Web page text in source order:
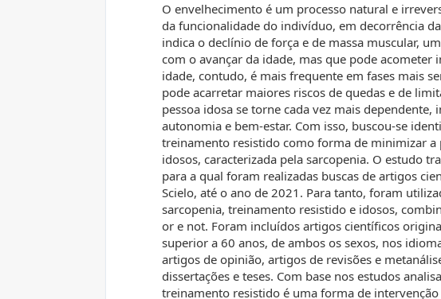
O envelhecimento é um processo natural e
da funcionalidade do indivíduo, em decorrência
indica o declínio de força e de massa muscular,
com o avançar da idade, mas que pode
idade, contudo, é mais frequente em fases mais
pode acarretar maiores riscos de quedas e de
pessoa idosa se torne cada vez mais
autonomia e bem-estar. Com isso, buscou-se
treinamento resistido como forma de minimizar a
idosos, caracterizada pela sarcopenia. O estudo
para a qual foram realizadas buscas de artigos
Scielo, até o ano de 2021. Para tanto, foram
sarcopenia, treinamento resistido e idosos,
or e not. Foram incluídos artigos científicos
superior a 60 anos, de ambos os sexos, nos
artigos de opinião, artigos de revisões e
dissertações e teses. Com base nos estudos
treinamento resistido é uma forma de